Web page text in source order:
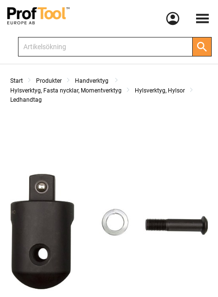
Meny
Start Produkter
Handverktyg
Hylsverktyg, Fasta nycklar, Momentverktyg
Hylsverktyg, Hylsor
Ledhandtag